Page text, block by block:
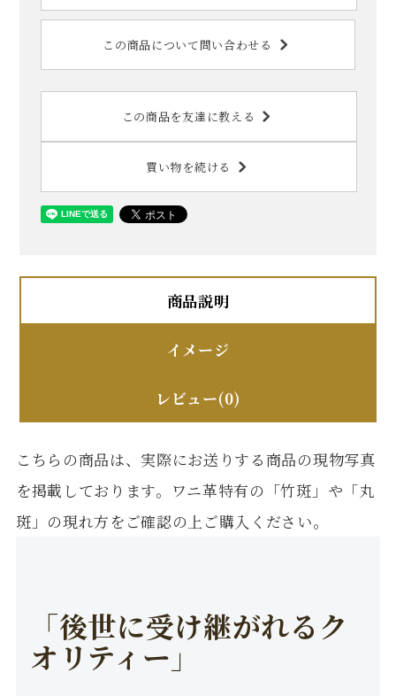
この商品について問い合わせる
この商品を友達に教える
買い物を続ける
商品説明
イメージ
レビュー(0)
こちらの商品は、実際にお送りする商品の現物写真
を掲載しております。ワニ革特有の「竹斑」や「丸
斑」の現れ方をご確認の上ご購入ください。
「後世に受け継がれるク
オリティー」